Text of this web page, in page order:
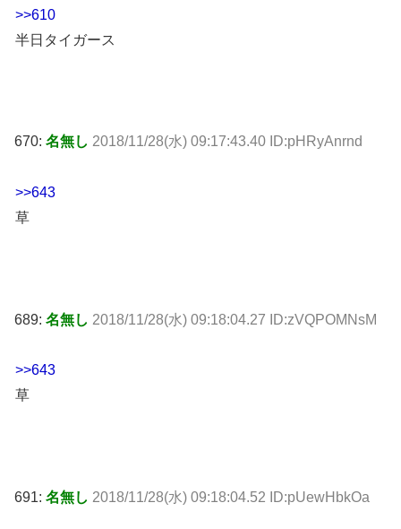
>>610
半日タイガース
670: 名無し 2018/11/28(水) 09:17:43.40 ID:pHRyAnrnd
>>643
草
689: 名無し 2018/11/28(水) 09:18:04.27 ID:zVQPOMNsM
>>643
草
691: 名無し 2018/11/28(水) 09:18:04.52 ID:pUewHbkOa